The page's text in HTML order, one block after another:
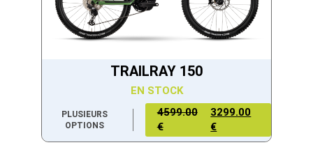
TRAILRAY 150
EN STOCK
PLUSIEURS
OPTIONS
4599.00
€
3299.00
€